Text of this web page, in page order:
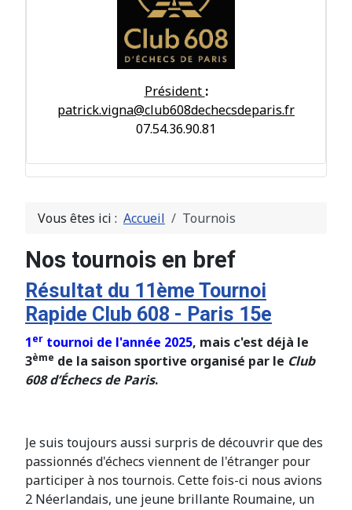
Président :
patrick.vigna@club608dechecsdeparis.fr
07.54.36.90.81
Vous êtes ici : Accueil Tournois
Nos tournois en bref
Résultat du 11ème Tournoi
Rapide Club 608 - Paris 15e
1er tournoi de l'année 2025, mais c'est déjà le
3ème de la saison sportive organisé par le Club
608 d’Échecs de Paris.
Je suis toujours aussi surpris de découvrir que des
passionnés d'échecs viennent de l'étranger pour
participer à nos tournois. Cette fois-ci nous avions
2 Néerlandais, une jeune brillante Roumaine, un